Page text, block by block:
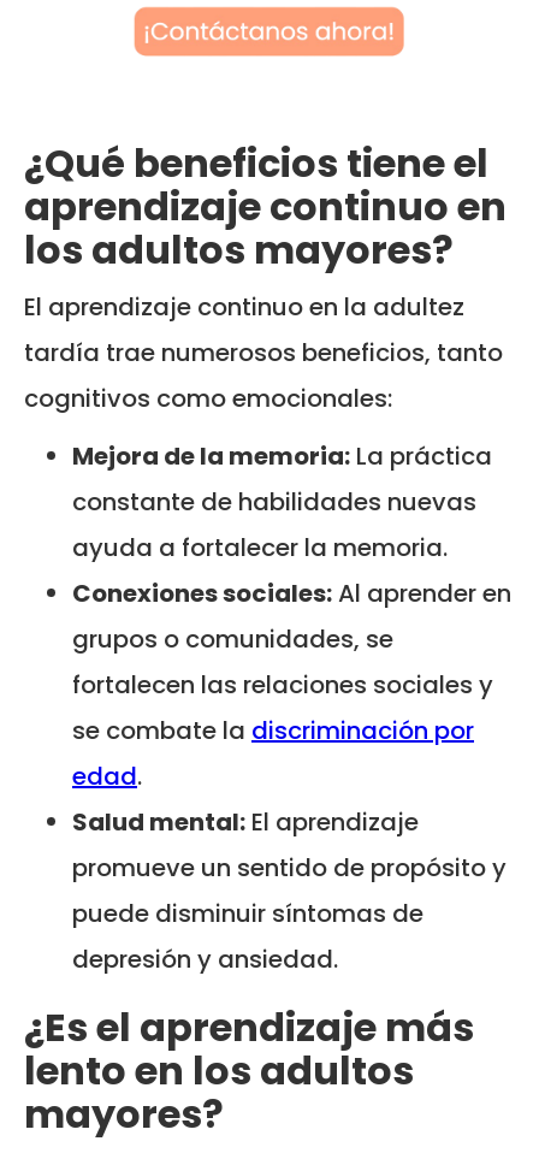
¿Qué beneficios tiene el
aprendizaje continuo en
los adultos mayores?
El aprendizaje continuo en la adultez
tardía trae numerosos beneficios, tanto
cognitivos como emocionales:
Mejora de la memoria: La práctica
constante de habilidades nuevas
ayuda a fortalecer la memoria.
Conexiones sociales:Al aprender en
grupos o comunidades, se
fortalecen las relaciones sociales y
se combate la discriminación por
edad.
Salud mental: El aprendizaje
promueve un sentido de propósito y
puede disminuir síntomas de
depresión y ansiedad.
¿Es el aprendizaje más
lento en los adultos
mayores?